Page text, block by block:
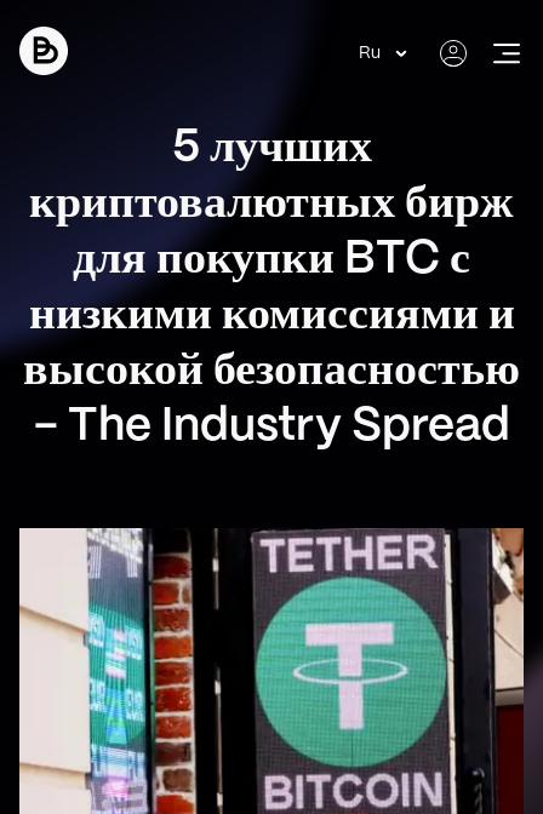
Ru
5 лучших
криптовалютных бирж
для покупки BTC с
низкими комиссиями и
высокой безопасностью
- The Industry Spread